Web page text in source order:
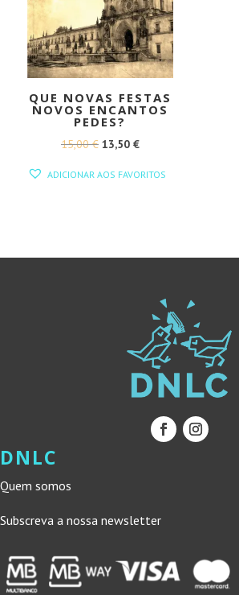
QUE NOVAS FESTAS
NOVOS ENCANTOS
PEDES?
15,00€ O
13,50 €O
ADICIONAR AOS FAVORITOS
DNLC
Quem somos
Subscreva a nossa newsletter